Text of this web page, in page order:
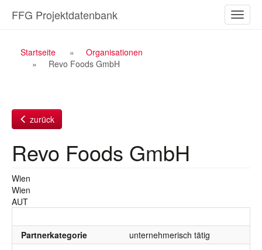
Inhalt
ein-/
FFG Projektdatenbank
Breadcrumb
Navigation
Startseite
Organisationen
Revo Foods GmbH
zurück
Revo Foods GmbH
Wien
Wien
AUT
Partnerkategorie unternehmerisch tätig